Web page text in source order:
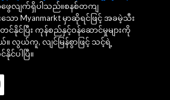
ေလျက်ရှိပါသည်။စနစ်တကျ
ော Myanmarkt မှာဆိုရင်ဖြင့် အခမဲ့သီး
တင်နိုင်ပြီး ကုန်စည်နှင့်ဝန်ဆောင်မှုများကို
။ လွယ်ကူ, လျင်မြန်စွာဖြင့် သင့်ရဲ့
င်ပါပြီ။